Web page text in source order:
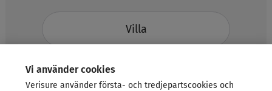
Villa
Vi använder cookies
Verisure använder första- och tredjepartscookies och